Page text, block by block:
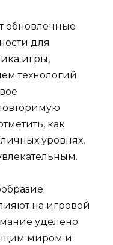
обновленные
для
игры,
технологий
как
уровнях,
на игровой
уделено
миром и